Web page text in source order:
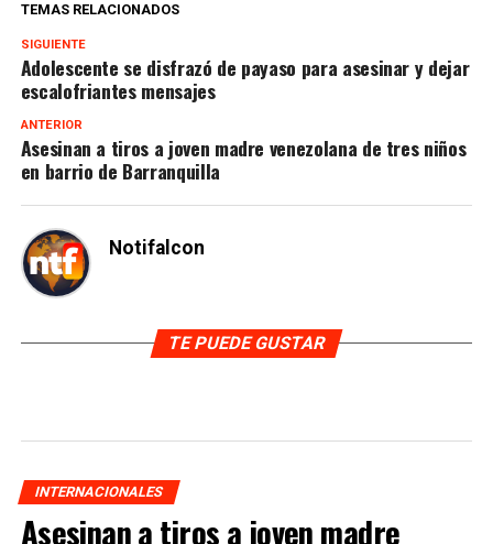
TEMAS RELACIONADOS
SIGUIENTE
Adolescente se disfrazó de payaso para asesinar y dejar
escalofriantes mensajes
ANTERIOR
Asesinan a tiros a joven madre venezolana de tres niños
en barrio de Barranquilla
Notifalcon
TE PUEDE GUSTAR
INTERNACIONALES
Asesinan a tiros a joven madre